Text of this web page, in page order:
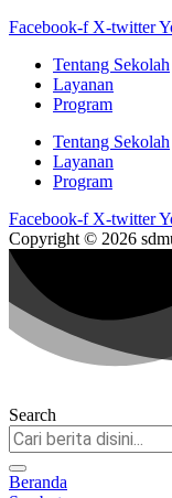
Facebook-f X-twitter
Tentang Sekolah
Layanan
Program
Tentang Sekolah
Layanan
Program
Facebook-f X-twitter
Copyright © 2026
Search
Beranda